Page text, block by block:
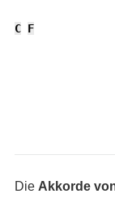
C F
Die Akkorde